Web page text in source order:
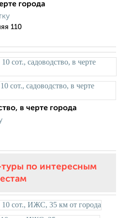
города
110
в черте города
туры по интересным